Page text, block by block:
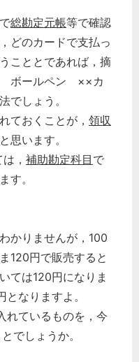
総勘定元帳等で確認
どのカードで支払っ
こととであれば，摘
ボールペン ××カ
でしょう。
ておくことが， 領収
思います。
， 補助勘定科目 で
す。
かりませんが，100
120円で販売すると
ては120円になりま
なりますよ。
れているものを，今
でしょうか。